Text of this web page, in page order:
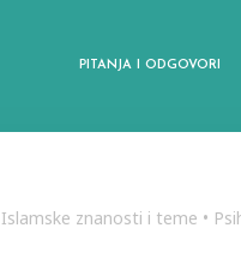
PITANJA I ODGOVORI
Islamske znanosti i teme •